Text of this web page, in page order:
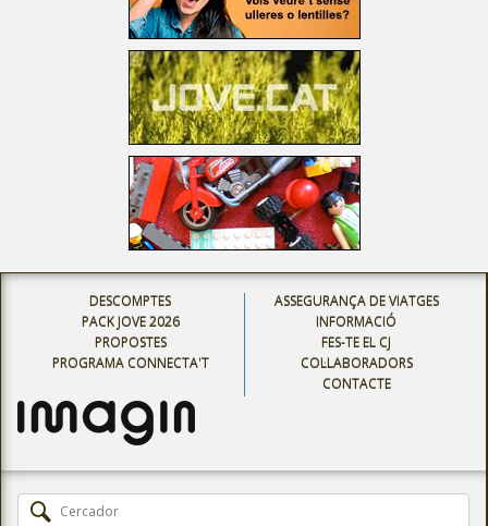
DESCOMPTES
PACK JOVE 2026
PROPOSTES
PROGRAMA CONNECTA'T
ASSEGURANÇA DE VIATGES
INFORMACIÓ
FES-TE EL CJ
COL·LABORADORS
CONTACTE